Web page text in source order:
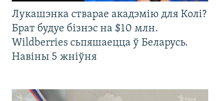
Лукашэнка стварае акадэмію для Колі?
Брат будуе бізнэс на $10 млн.
Wildberries сьпяшаецца ў Беларусь.
Навіны 5 жніўня